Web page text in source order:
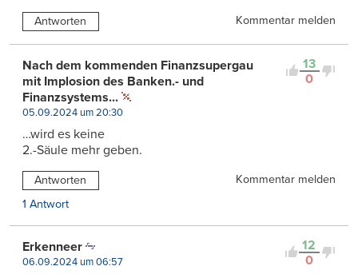
Antworten Kommentar melden
13
0
Nach dem kommenden Finanzsupergau
mit Implosion des Banken.- und
Finanzsystems...
05.09.2024 um 20:30
…wird es keine
2.-Säule mehr geben.
Antworten
Kommentar melden
1 Antwort
12
0
Erkenneer
06.09.2024 um 06:57